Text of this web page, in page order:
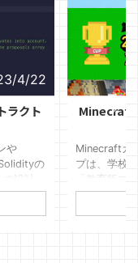
4/22
ラクト
や
の
設計、
、
とがで
トの設
Minecraftカ
プは、学校
「教育版マ
作品を全国